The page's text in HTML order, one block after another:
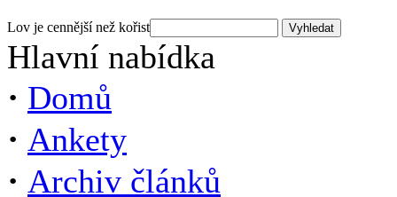
Lov je cennější než kořist
Hlavní nabídka
· Domů
· Ankety
· Archiv článků